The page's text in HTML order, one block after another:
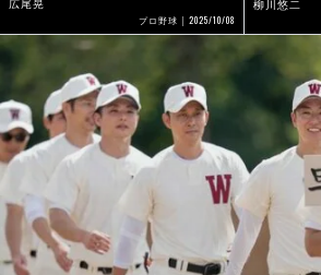
広尾晃
プロ野球 2025/10/08
柳川悠二